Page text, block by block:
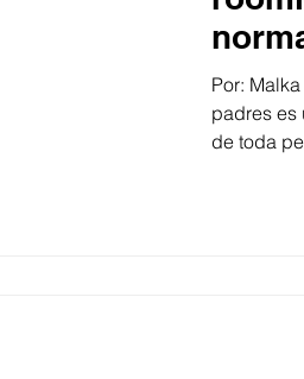
Por:
padres es
de toda